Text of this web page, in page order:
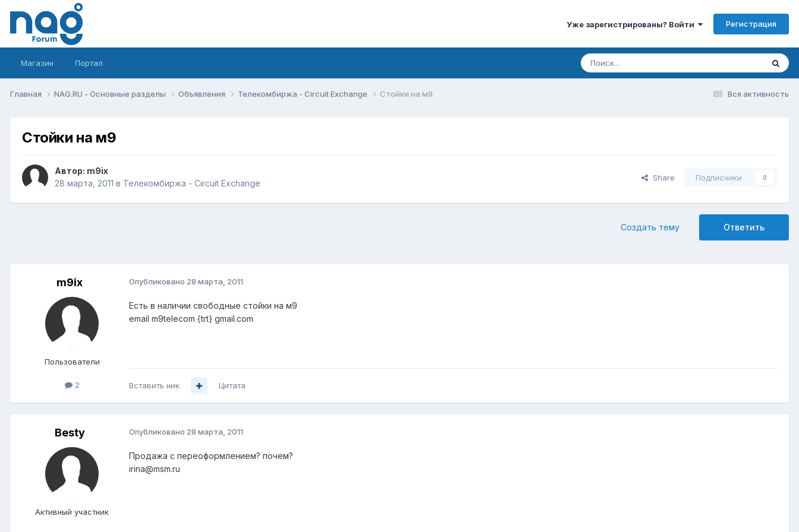
Уже зарегистрированы? Войти Регистрация
Магазин Портал
Вся активность
Главная NAG.RU - Основные разделы Объявления Телекомбиржа - Circuit Exchange Cтойки на м9
Cтойки на м9
Автор: m9ix
28 марта, 2011 в Телекомбиржа - Circuit Exchange
Share Подписчики 0
Ответить
Создать тему
m9ix
Пользователи
2
Опубликовано 28 марта, 2011
Есть в наличии свободные стойки на м9
email m9telecom {trt} gmail.com
Вставить ник Цитата
Besty
Активный участник
Опубликовано 28 марта, 2011
Продажа с переоформлением? почем?
irina@msm.ru